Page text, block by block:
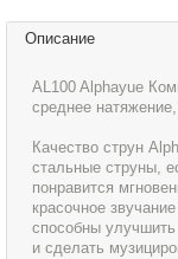
Описание
AL100 Alphayue
среднее
Качество струн
стальные струны,
понравится
красочное
способны улучшить
и сделать